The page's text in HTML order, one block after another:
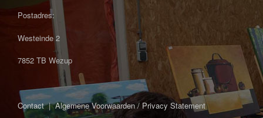
Postadres:
Westeinde 2
7852 TB Wezup
Contact|Algemene Voorwaarden / Privacy Statement